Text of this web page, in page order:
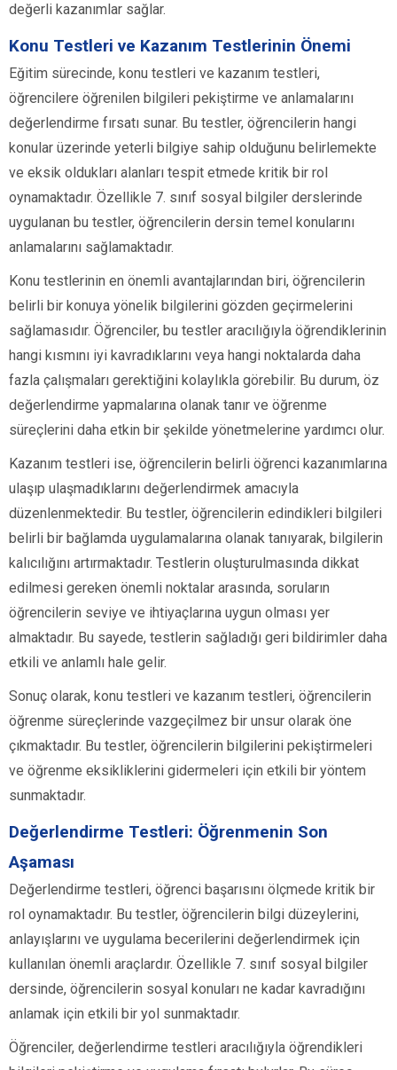
değerli kazanımlar sağlar.
Konu Testleri ve Kazanım Testlerinin Önemi
Eğitim sürecinde, konu testleri ve kazanım testleri,
öğrencilere öğrenilen bilgileri pekiştirme ve anlamalarını
değerlendirme fırsatı sunar. Bu testler, öğrencilerin hangi
konular üzerinde yeterli bilgiye sahip olduğunu belirlemekte
ve eksik oldukları alanları tespit etmede kritik bir rol
oynamaktadır. Özellikle 7. sınıf sosyal bilgiler derslerinde
uygulanan bu testler, öğrencilerin dersin temel konularını
anlamalarını sağlamaktadır.
Konu testlerinin en önemli avantajlarından biri, öğrencilerin
belirli bir konuya yönelik bilgilerini gözden geçirmelerini
sağlamasıdır. Öğrenciler, bu testler aracılığıyla öğrendiklerinin
hangi kısmını iyi kavradıklarını veya hangi noktalarda daha
fazla çalışmaları gerektiğini kolaylıkla görebilir. Bu durum, öz
değerlendirme yapmalarına olanak tanır ve öğrenme
süreçlerini daha etkin bir şekilde yönetmelerine yardımcı olur.
Kazanım testleri ise, öğrencilerin belirli öğrenci kazanımlarına
ulaşıp ulaşmadıklarını değerlendirmek amacıyla
düzenlenmektedir. Bu testler, öğrencilerin edindikleri bilgileri
belirli bir bağlamda uygulamalarına olanak tanıyarak, bilgilerin
kalıcılığını artırmaktadır. Testlerin oluşturulmasında dikkat
edilmesi gereken önemli noktalar arasında, soruların
öğrencilerin seviye ve ihtiyaçlarına uygun olması yer
almaktadır. Bu sayede, testlerin sağladığı geri bildirimler daha
etkili ve anlamlı hale gelir.
Sonuç olarak, konu testleri ve kazanım testleri, öğrencilerin
öğrenme süreçlerinde vazgeçilmez bir unsur olarak öne
çıkmaktadır. Bu testler, öğrencilerin bilgilerini pekiştirmeleri
ve öğrenme eksikliklerini gidermeleri için etkili bir yöntem
sunmaktadır.
Değerlendirme Testleri: Öğrenmenin Son
Aşaması
Değerlendirme testleri, öğrenci başarısını ölçmede kritik bir
rol oynamaktadır. Bu testler, öğrencilerin bilgi düzeylerini,
anlayışlarını ve uygulama becerilerini değerlendirmek için
kullanılan önemli araçlardır. Özellikle 7. sınıf sosyal bilgiler
dersinde, öğrencilerin sosyal konuları ne kadar kavradığını
anlamak için etkili bir yol sunmaktadır.
Öğrenciler, değerlendirme testleri aracılığıyla öğrendikleri